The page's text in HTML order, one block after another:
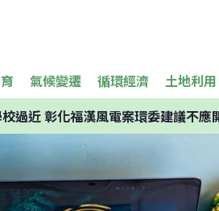
氣候變遷 循環經濟 土地利用
過近 彰化福漢風電案環委建議不應